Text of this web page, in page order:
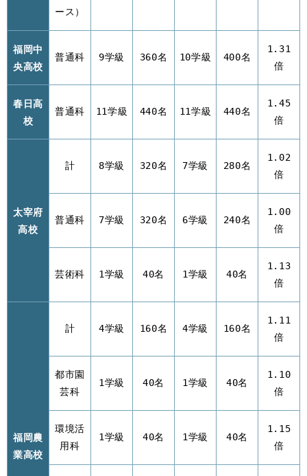
ース）
福岡中
央高校
普通科 9学級 360名 10学級 400名
1.31
倍
春日高
校
普通科 11学級 440名 11学級 440名
1.45
倍
太宰府
高校
計 8学級 320名 7学級 280名
1.02
倍
普通科 7学級 320名 6学級 240名
1.00
倍
芸術科 1学級 40名 1学級 40名
1.13
倍
福岡農
業高校
計 4学級 160名 4学級 160名
1.11
倍
都市園
芸科
1学級 40名 1学級 40名
1.10
倍
環境活
用科
1学級 40名 1学級 40名
1.15
倍